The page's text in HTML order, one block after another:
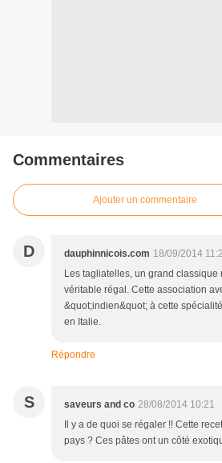
Commentaires
Ajouter un commentaire
D dauphinnicois.com 18/09/2014
Les tagliatelles, un grand classique
véritable régal. Cette association
&quot;indien&quot; à cette
en Italie.
Répondre
S saveurs and co 28/08/2014 10:21
Il y a de quoi se régaler !! Cette
pays ? Ces pâtes ont un côté